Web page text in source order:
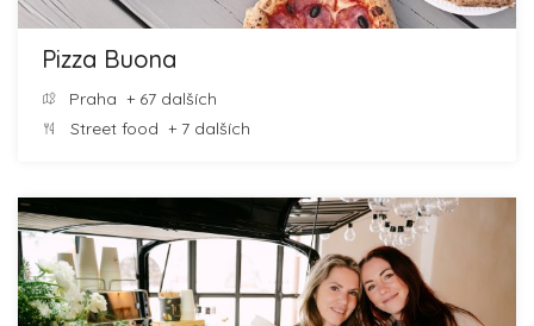
Pizza Buona
Praha + 67 dalších
Street food + 7 dalších